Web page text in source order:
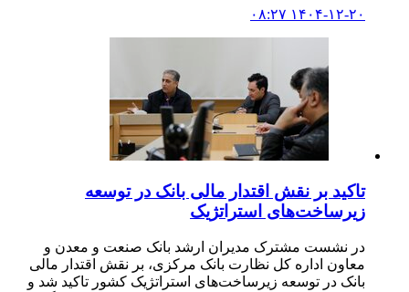
۱۴۰۴-۱۲-۲۰ ۰۸:۲۷
تاکید بر نقش اقتدار مالی بانک در توسعه
زیرساخت‌های استراتژیک
در نشست مشترک مدیران ارشد بانک صنعت و معدن و
معاون اداره کل نظارت بانک مرکزی، بر نقش اقتدار مالی
بانک در توسعه زیرساخت‌های استراتژیک کشور تاکید شد و